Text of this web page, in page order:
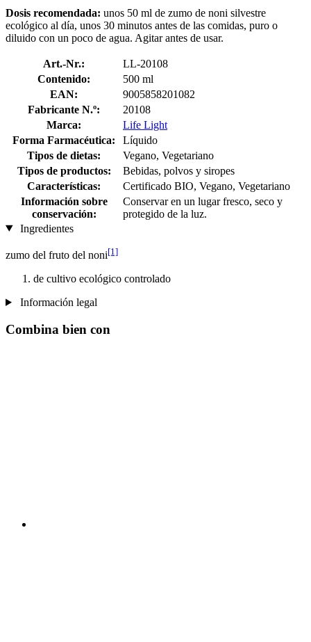
Dosis recomendada: unos 50 ml de zumo de noni silvestre
ecológico al día, unos 30 minutos antes de las comidas, puro o
diluido con un poco de agua. Agitar antes de usar.
Art.-Nr.:
LL-20108
Contenido:
500 ml
EAN:
9005858201082
Fabricante N.º:
20108
Marca:
Life Light
Forma Farmacéutica:
Líquido
Tipos de dietas:
Vegano, Vegetariano
Tipos de productos:
Bebidas, polvos y siropes
Características:
Certificado BIO, Vegano, Vegetariano
Información sobre
conservación:
Conservar en un lugar fresco, seco y
protegido de la luz.
Ingredientes
zumo del fruto del noni[1]
de cultivo ecológico controlado
Información legal
Combina bien con